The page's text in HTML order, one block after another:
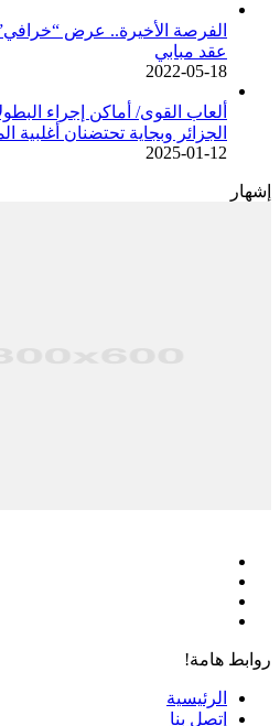
الفرصة الأخيرة.. عرض
عقد مبابي
2022-05-18
الجزائر وبجاية تحتضنان أغلبية
2025-01-12
إشهار
روابط هامة!
الرئيسية
إتصل بنا